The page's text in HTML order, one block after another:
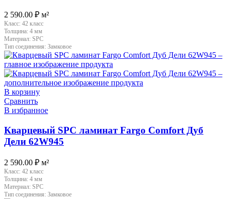
2 590.00 ₽ м²
Класс: 42 класс
Толщина: 4 мм
Материал: SPC
Тип соединения: Замковое
В корзину
Сравнить
В избранное
Кварцевый SPC ламинат Fargo Comfort Дуб
Дели 62W945
2 590.00 ₽ м²
Класс: 42 класс
Толщина: 4 мм
Материал: SPC
Тип соединения: Замковое